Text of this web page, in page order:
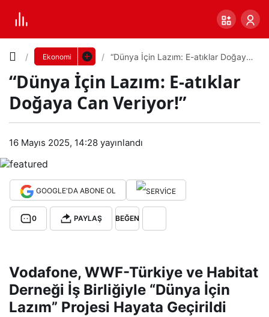
Ekonomi
“Dünya İçin Lazım: E-atıklar Doğaya
“Dünya İçin Lazım: E-atıklar
Doğaya Can Veriyor!”
16 Mayıs 2025, 14:28 yayınlandı
GOOGLE'DA ABONE OL
0 PAYLAŞ BEĞEN
Vodafone, WWF-Türkiye ve Habitat
Derneği İş Birliğiyle “Dünya İçin
Lazım” Projesi Hayata Geçirildi
“Dü
İçin
Lazı
E-
Yazı
Boyutunu
Küçük 100% Dev
Varsayılana